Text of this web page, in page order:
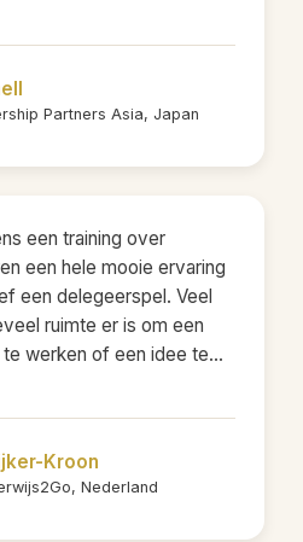
Partners Asia, Japan
een training over
een hele mooie ervaring
een delegeerspel. Veel
ruimte er is om een
werken of een idee te
het onderwijs. Sonsoles,
Kroon
Nederland